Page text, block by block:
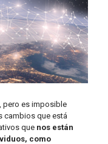
pero es imposible
cambios que está
que nos están
como